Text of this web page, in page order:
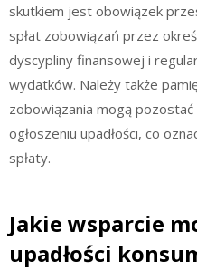
skutkiem jest obowiązek
spłat zobowiązań przez
dyscypliny finansowej i
wydatków. Należy także
zobowiązania mogą
ogłoszeniu upadłości, co
spłaty.
Jakie wsparcie
upadłości